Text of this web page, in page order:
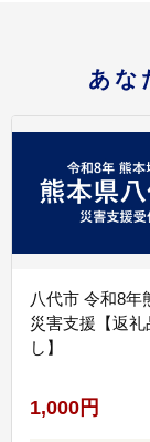
あな
八代市 令和8年
災害支援【返礼
し】
1,000円